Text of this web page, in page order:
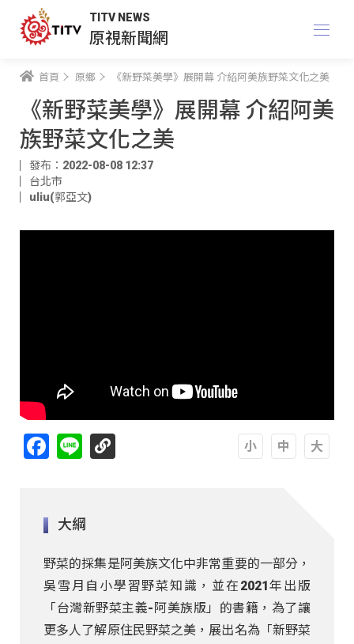
TITV NEWS
原視新聞網
首頁 原鄉 《新野菜美學》展開幕 介紹阿美族野菜文化之美
《新野菜美學》展開幕 介紹阿美
族野菜文化之美
發布：2022-08-08 12:37
台北市
uliu(郭亞文)
Facebook
Line
大綱
野菜的採集是阿美族文化中非常重要的一部分，
吳雪月自小學習野菜知識，並在2021年出版
「台灣新野菜主義-阿美族版」的書籍，為了讓
更多人了解原住民野菜之美，展出名為「新野菜